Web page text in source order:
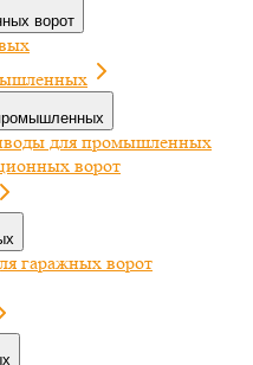
ворот
для промышленных
ворот
гаражных ворот